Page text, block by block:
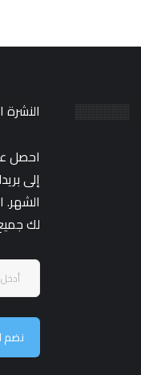
النشرة
احصل
إلى
الشهر.
لك
نضم